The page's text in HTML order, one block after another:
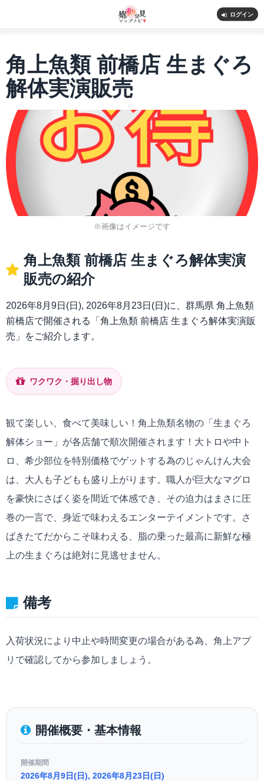
ログイン
角上魚類 前橋店 生まぐろ
解体実演販売
※画像はイメージです
角上魚類 前橋店 生まぐろ解体実演
販売の紹介
2026年8月9日(日), 2026年8月23日(日)に、群馬県 角上魚類
前橋店で開催される「角上魚類 前橋店 生まぐろ解体実演販
売」をご紹介します。
ワクワク・掘り出し物
観て楽しい、食べて美味しい！角上魚類名物の「生まぐろ
解体ショー」が各店舗で順次開催されます！大トロや中ト
ロ、希少部位を特別価格でゲットする為のじゃんけん大会
は、大人も子どもも盛り上がります。職人が巨大なマグロ
を豪快にさばく姿を間近で体感でき、その迫力はまさに圧
巻の一言で、身近で味わえるエンターテイメントです。さ
ばきたてだからこそ味わえる、脂の乗った最高に新鮮な極
上の生まぐろは絶対に見逃せません。
備考
入荷状況により中止や時間変更の場合がある為、角上アプ
リで確認してから参加しましょう。
開催概要・基本情報
開催期間
2026年8月9日(日), 2026年8月23日(日)